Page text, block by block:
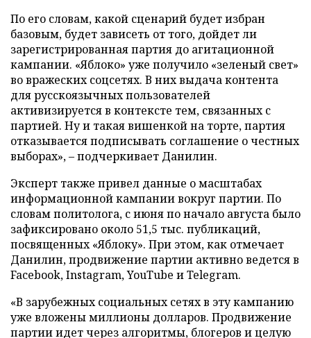
По его словам, какой сценарий будет избран
базовым, будет зависеть от того, дойдет ли
зарегистрированная партия до агитационной
кампании. «Яблоко» уже получило «зеленый свет»
во вражеских соцсетях. В них выдача контента
для русскоязычных пользователей
активизируется в контексте тем, связанных с
партией. Ну и такая вишенкой на торте, партия
отказывается подписывать соглашение о честных
выборах», – подчеркивает Данилин.
Эксперт также привел данные о масштабах
информационной кампании вокруг партии. По
словам политолога, с июня по начало августа было
зафиксировано около 51,5 тыс. публикаций,
посвященных «Яблоку». При этом, как отмечает
Данилин, продвижение партии активно ведется в
Facebook, Instagram, YouTube и Telegram.
«В зарубежных социальных сетях в эту кампанию
уже вложены миллионы долларов. Продвижение
партии идет через алгоритмы, блогеров и целую